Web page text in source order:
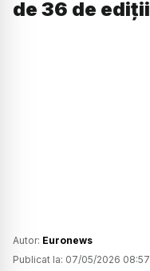
de 36 de ediții
Autor: Euronews
Publicat la: 07/05/2026 08:57